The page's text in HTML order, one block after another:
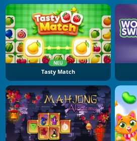
NEU
Tasty Match